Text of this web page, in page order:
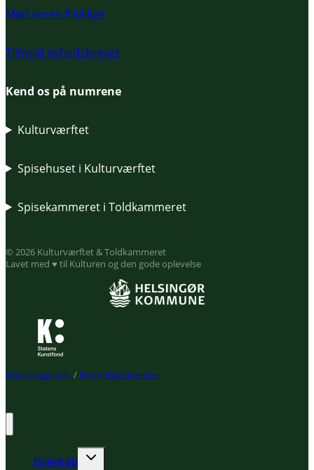
Mød vores frivillige
Tilmeld nyhedsbrevet
Kend os på numrene
Kulturværftet
Spisehuset i Kulturværftet
Spisekammeret i Toldkammeret
© 2026 Kulturværftet & Toldkammeret
Lavet med ♥ til Kulturen og den gode oplevelse
Privatlivspolitik / Handelsbetingelser
Billetkøb
Expand